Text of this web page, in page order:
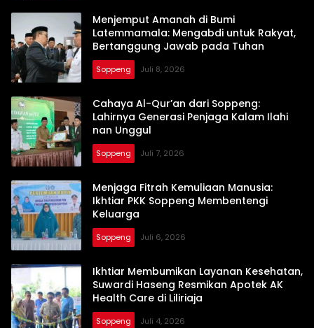
Menjemput Amanah di Bumi
Latemmamala: Mengabdi untuk Rakyat,
Bertanggung Jawab pada Tuhan
Soppeng Juli 8, 2026
Cahaya Al-Qur’an dari Soppeng:
Lahirnya Generasi Penjaga Kalam Ilahi
nan Unggul
Soppeng Juli 7, 2026
Menjaga Fitrah Kemuliaan Manusia:
Ikhtiar PKK Soppeng Membentengi
Keluarga
Soppeng Juli 6, 2026
Ikhtiar Membumikan Layanan Kesehatan,
Suwardi Haseng Resmikan Apotek AK
Health Care di Liliriaja
Soppeng Juli 4, 2026